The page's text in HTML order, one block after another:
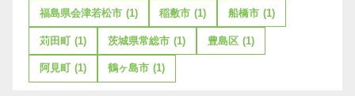
福島県会津若松市 (1) 稲敷市 (1) 船橋市 (1)
苅田町 (1) 茨城県常総市 (1) 豊島区 (1)
阿見町 (1) 鶴ヶ島市 (1)